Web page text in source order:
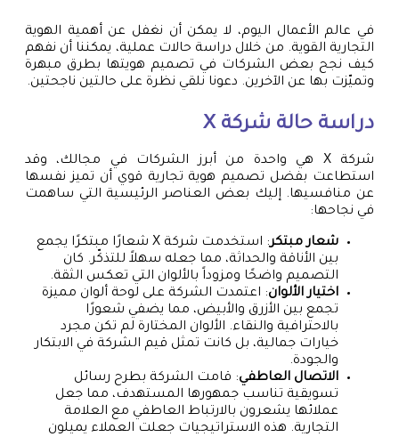
في عالم الأعمال اليوم، لا يمكن أن نغفل عن أهمية الهوية
التجارية القوية. من خلال دراسة حالات عملية، يمكننا أن نفهم
كيف نجح بعض الشركات في تصميم هويتها بطرق مبهرة
وتميّزت بها عن الآخرين. دعونا نلقي نظرة على حالتين ناجحتين.
دراسة حالة شركة X
شركة X هي واحدة من أبرز الشركات في مجالك، وقد
استطاعت بفضل تصميم هوية تجارية قوي أن تميز نفسها
عن منافسيها. إليك بعض العناصر الرئيسية التي ساهمت
في نجاحها:
شعار مبتكر
: استخدمت شركة X شعارًا مبتكرًا يجمع
بين الأناقة والحداثة، مما جعله سهلاً للتذكّر. كان
التصميم واضحًا ومزوداً بالألوان التي تعكس الثقة.
اختيار الألوان: اعتمدت الشركة على لوحة ألوان مميزة
تجمع بين الأزرق والأبيض، مما يضفي شعورًا
بالاحترافية والنقاء. الألوان المختارة لم تكن مجرد
خيارات جمالية، بل كانت تمثل قيم الشركة في الابتكار
والجودة.
الاتصال العاطفي: قامت الشركة بطرح رسائل
تسويقية تناسب جمهورها المستهدف، مما جعل
عملائها يشعرون بالارتباط العاطفي مع العلامة
التجارية. هذه الاستراتيجيات جعلت العملاء يميلون